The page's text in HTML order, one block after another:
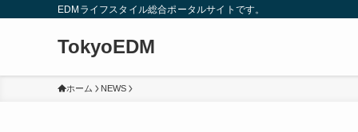
EDMライフスタイル総合ポータルサイトです。
TokyoEDM
ホーム NEWS